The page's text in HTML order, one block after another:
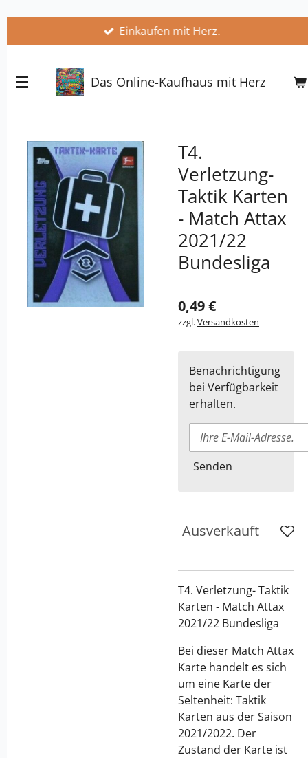
springen
Einkaufen mit Herz.
Das Online-Kaufhaus mit Herz
T4.
Verletzung-
Taktik Karten
- Match Attax
2021/22
Bundesliga
0,49 €
zzgl.Versandkosten
Benachrichtigung
bei Verfügbarkeit
erhalten.
Senden
Ausverkauft
T4. Verletzung- Taktik
Karten - Match Attax
2021/22 Bundesliga
Bei dieser Match Attax
Karte handelt es sich
um eine Karte der
Seltenheit: Taktik
Karten aus der Saison
2021/2022. Der
Zustand der Karte ist